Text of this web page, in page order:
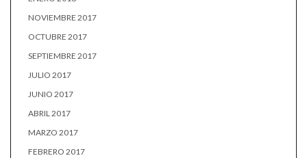
NOVIEMBRE 2017
OCTUBRE 2017
SEPTIEMBRE 2017
JULIO 2017
JUNIO 2017
ABRIL 2017
MARZO 2017
FEBRERO 2017